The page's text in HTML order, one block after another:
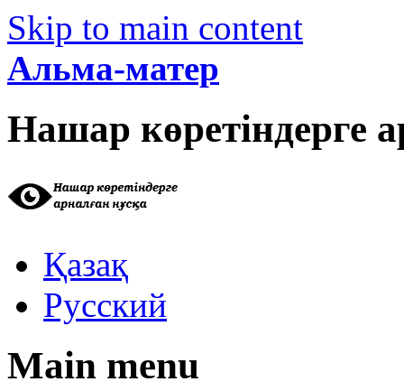
Skip to main content
Альма-матер
Нашар көретіндерге
Қазақ
Русский
Main menu